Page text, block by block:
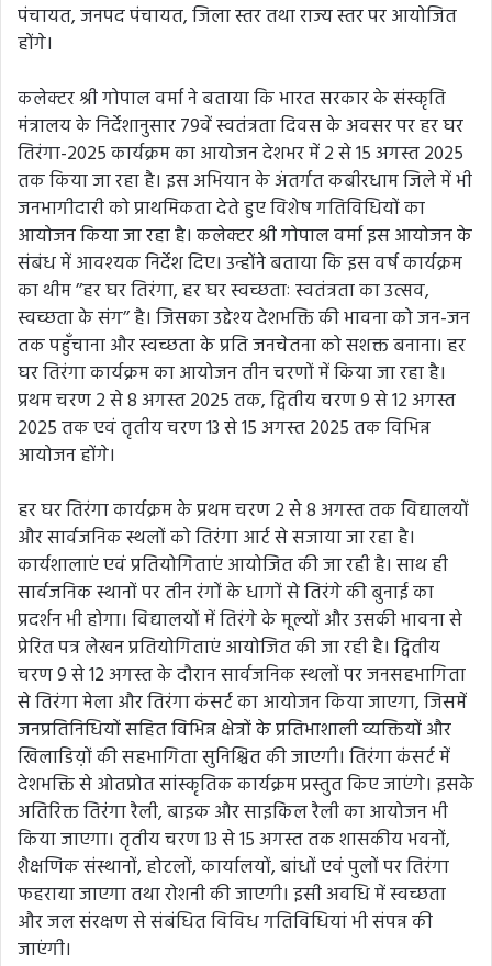
पंचायत, जनपद पंचायत, जिला स्तर तथा राज्य स्तर पर आयोजित
होंगे।
कलेक्टर श्री गोपाल वर्मा ने बताया कि भारत सरकार के संस्कृति
मंत्रालय के निर्देशानुसार 79वें स्वतंत्रता दिवस के अवसर पर हर घर
तिरंगा-2025 कार्यक्रम का आयोजन देशभर में 2 से 15 अगस्त 2025
तक किया जा रहा है। इस अभियान के अंतर्गत कबीरधाम जिले में भी
जनभागीदारी को प्राथमिकता देते हुए विशेष गतिविधियों का
आयोजन किया जा रहा है। कलेक्टर श्री गोपाल वर्मा इस आयोजन के
संबंध में आवश्यक निर्देश दिए। उन्होंने बताया कि इस वर्ष कार्यक्रम
का थीम ’’हर घर तिरंगा, हर घर स्वच्छताः स्वतंत्रता का उत्सव,
स्वच्छता के संग’’ है। जिसका उद्देश्य देशभक्ति की भावना को जन-जन
तक पहुँचाना और स्वच्छता के प्रति जनचेतना को सशक्त बनाना। हर
घर तिरंगा कार्यक्रम का आयोजन तीन चरणों में किया जा रहा है।
प्रथम चरण 2 से 8 अगस्त 2025 तक, द्वितीय चरण 9 से 12 अगस्त
2025 तक एवं तृतीय चरण 13 से 15 अगस्त 2025 तक विभिन्न
आयोजन होंगे।
हर घर तिरंगा कार्यक्रम के प्रथम चरण 2 से 8 अगस्त तक विद्यालयों
और सार्वजनिक स्थलों को तिरंगा आर्ट से सजाया जा रहा है।
कार्यशालाएं एवं प्रतियोगिताएं आयोजित की जा रही है। साथ ही
सार्वजनिक स्थानों पर तीन रंगों के धागों से तिरंगे की बुनाई का
प्रदर्शन भी होगा। विद्यालयों में तिरंगे के मूल्यों और उसकी भावना से
प्रेरित पत्र लेखन प्रतियोगिताएं आयोजित की जा रही है। द्वितीय
चरण 9 से 12 अगस्त के दौरान सार्वजनिक स्थलों पर जनसहभागिता
से तिरंगा मेला और तिरंगा कंसर्ट का आयोजन किया जाएगा, जिसमें
जनप्रतिनिधियों सहित विभिन्न क्षेत्रों के प्रतिभाशाली व्यक्तियों और
खिलाडिय़ों की सहभागिता सुनिश्चित की जाएगी। तिरंगा कंसर्ट में
देशभक्ति से ओतप्रोत सांस्कृतिक कार्यक्रम प्रस्तुत किए जाएंगे। इसके
अतिरिक्त तिरंगा रैली, बाइक और साइकिल रैली का आयोजन भी
किया जाएगा। तृतीय चरण 13 से 15 अगस्त तक शासकीय भवनों,
शैक्षणिक संस्थानों, होटलों, कार्यालयों, बांधों एवं पुलों पर तिरंगा
फहराया जाएगा तथा रोशनी की जाएगी। इसी अवधि में स्वच्छता
और जल संरक्षण से संबंधित विविध गतिविधियां भी संपन्न की
जाएंगी।